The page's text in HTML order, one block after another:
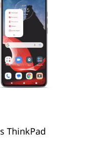
ThinkPad